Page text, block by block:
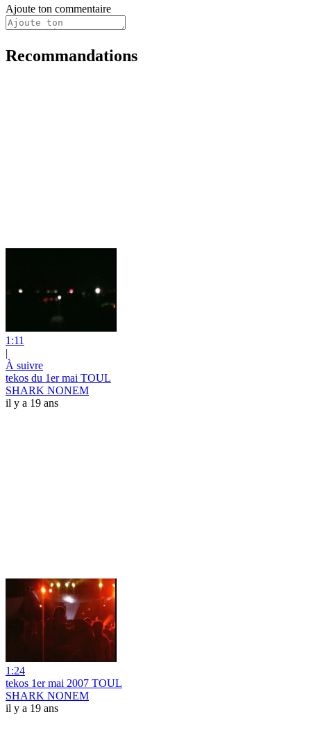
Ajoute ton commentaire
Recommandations
1:11
|
À suivre
tekos du 1er mai TOUL
SHARK NONEM
il y a 19 ans
1:24
tekos 1er mai 2007 TOUL
SHARK NONEM
il y a 19 ans